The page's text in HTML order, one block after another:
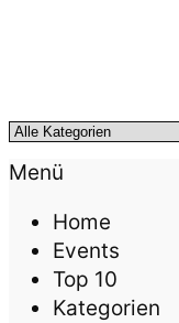
KursTipps.de
Weil
Lebensqualität ist.
Menü
Home
Events
Top 10
Kategorien